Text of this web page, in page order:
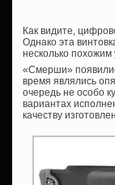
Как видите,
Однако эта
несколько
«Смерши»
время являлись
очередь не особо
вариантах
качеству